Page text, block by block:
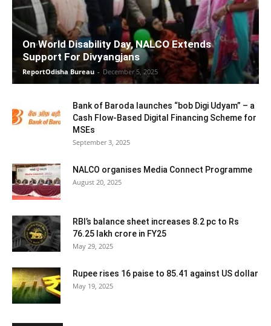
On World Disability Day, NALCO Extends
Support For Divyangjans
ReportOdisha Bureau - December 5, 2025
Bank of Baroda launches “bob Digi Udyam” – a
Cash Flow-Based Digital Financing Scheme for
MSEs
September 3, 2025
NALCO organises Media Connect Programme
August 20, 2025
RBI’s balance sheet increases 8.2 pc to Rs
76.25 lakh crore in FY25
May 29, 2025
Rupee rises 16 paise to 85.41 against US dollar
May 19, 2025